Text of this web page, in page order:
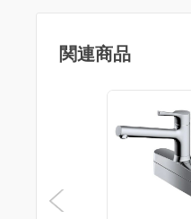
関連商品